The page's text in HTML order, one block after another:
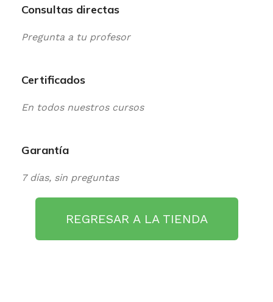
Consultas directas
Pregunta a tu profesor
Certificados
En todos nuestros cursos
Garantía
7 días, sin preguntas
REGRESAR A LA TIENDA